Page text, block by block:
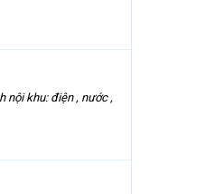
nội khu: điện , nước ,